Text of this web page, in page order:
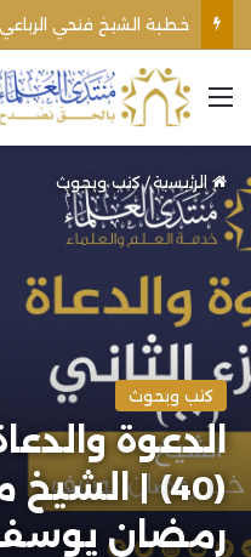
القائمة
الرئيسية/ كتب وبحوث
كتب وبحوث
الدعوة
(40) |
رمضان